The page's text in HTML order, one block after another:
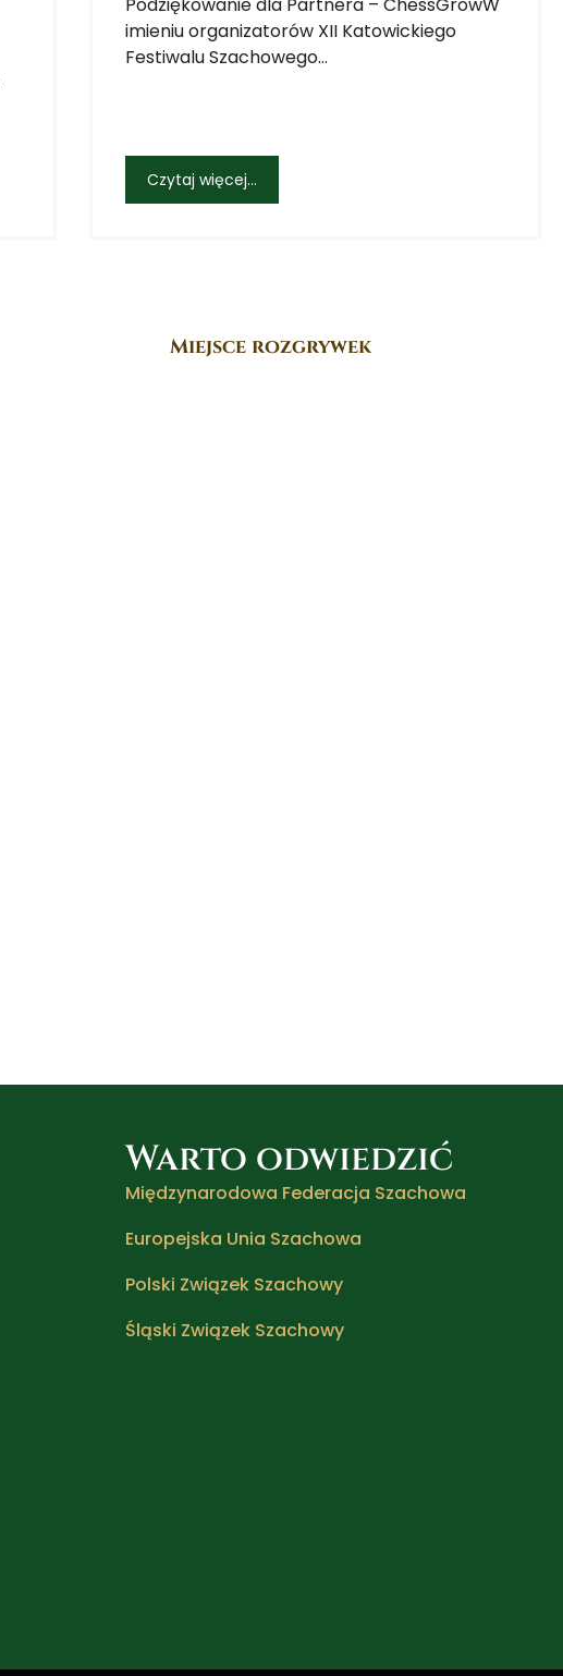
imieniu organizatorów XII Katowickiego
Festiwalu Szachowego...
Czytaj więcej...
Miejsce rozgrywek
Warto odwiedzić
Międzynarodowa Federacja Szachowa
Europejska Unia Szachowa
Polski Związek Szachowy
Śląski Związek Szachowy